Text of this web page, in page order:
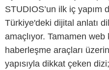
STUDIOS’un ilk iç yapım
Türkiye'deki dijital anlatı
amaçlıyor. Tamamen web
haberleşme araçları
yapısıyla dikkat çeken dizi;